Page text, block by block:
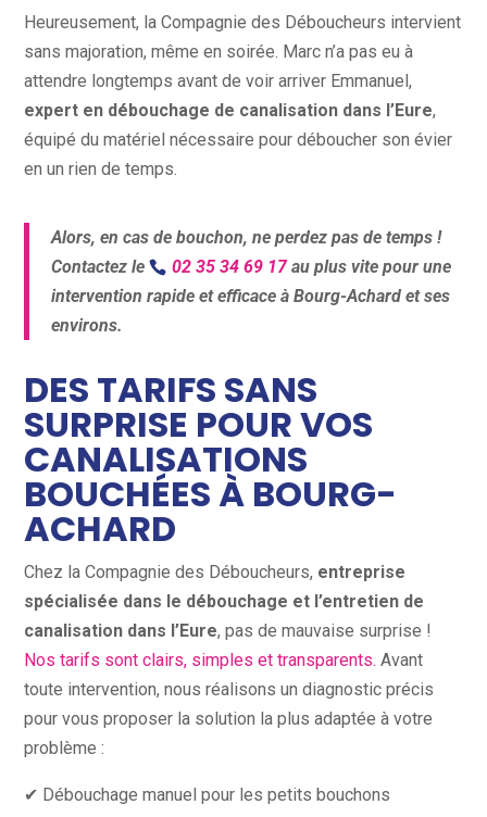
Heureusement, la Compagnie des Déboucheurs intervient
sans majoration, même en soirée. Marc n’a pas eu à
attendre longtemps avant de voir arriver Emmanuel,
expert en débouchage de canalisation dans l’Eure,
équipé du matériel nécessaire pour déboucher son évier
en un rien de temps.
Alors, en cas de bouchon, ne perdez pas de temps !
Contactez le
02 35 34 69 17au plus vite pour une
intervention rapide et efficace à Bourg-Achard et ses
environs.
DES TARIFS SANS
SURPRISE POUR VOS
CANALISATIONS
BOUCHÉES À BOURG-
ACHARD
Chez la Compagnie des Déboucheurs, entreprise
spécialisée dans le débouchage et l’entretien de
canalisation dans l’Eure, pas de mauvaise surprise !
Nos tarifs sont clairs, simples et transparents. Avant
toute intervention, nous réalisons un diagnostic précis
pour vous proposer la solution la plus adaptée à votre
problème :
✔ Débouchage manuel pour les petits bouchons